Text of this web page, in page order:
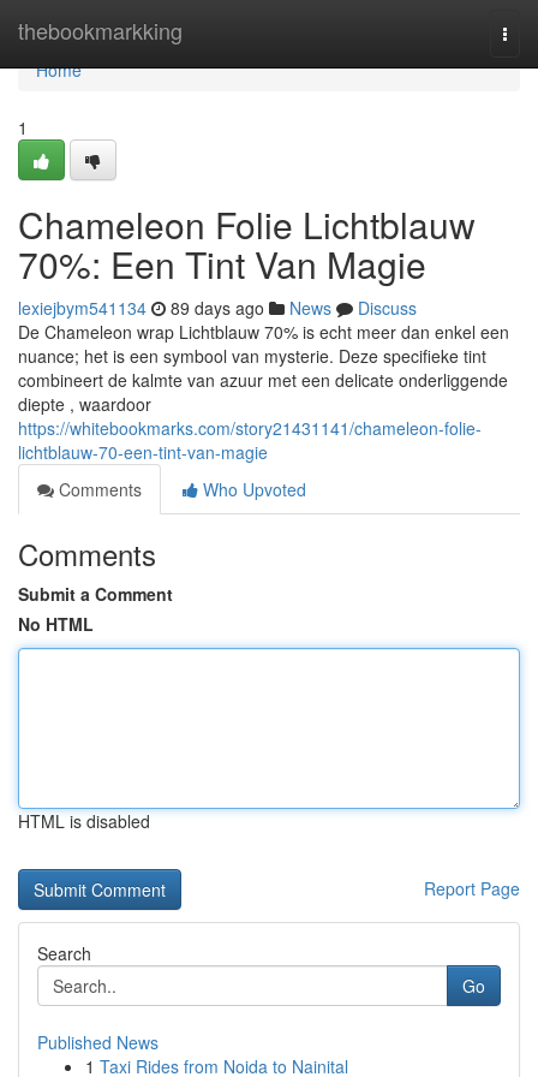
thebookmarkking
Home
Home
1
Chameleon Folie Lichtblauw
70%: Een Tint Van Magie
lexiejbym541134 89 days ago News
Discuss
De Chameleon wrap Lichtblauw 70% is echt meer dan enkel een
nuance; het is een symbool van mysterie. Deze specifieke tint
combineert de kalmte van azuur met een delicate onderliggende
diepte , waardoor
https://whitebookmarks.com/story21431141/chameleon-folie-
lichtblauw-70-een-tint-van-magie
Comments
Who Upvoted
Comments
Submit a Comment
No HTML
HTML is disabled
Report Page
Search
Go
Published News
1 Taxi Rides from Noida to Nainital